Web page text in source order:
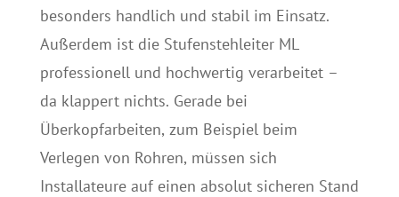
besonders handlich und stabil im Einsatz.
Außerdem ist die Stufenstehleiter ML
professionell und hochwertig verarbeitet –
da klappert nichts. Gerade bei
Überkopfarbeiten, zum Beispiel beim
Verlegen von Rohren, müssen sich
Installateure auf einen absolut sicheren Stand